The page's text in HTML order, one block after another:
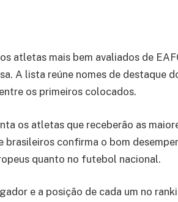
atletas mais bem avaliados de
A lista reúne nomes de destaque
os primeiros colocados.
os atletas que receberão as
brasileiros confirma o bom
quanto no futebol nacional.
e a posição de cada um no